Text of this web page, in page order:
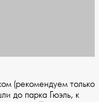
(рекомендуем только
до парка Гюэль, к